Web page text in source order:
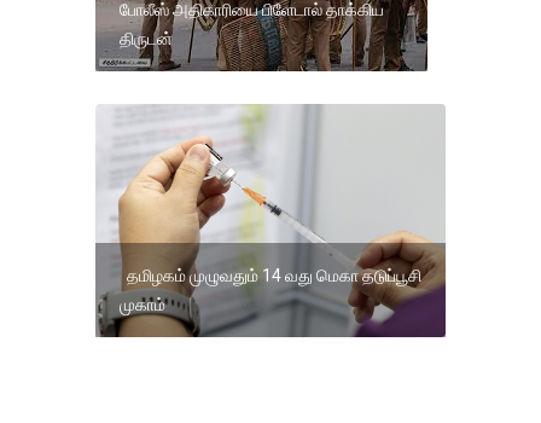
போலீஸ் அதிகாரியை பிளேடால் தாக்கிய
திருடன்
தமிழகம் முழுவதும் 14 வது மெகா தடுப்பூசி
முகாம்